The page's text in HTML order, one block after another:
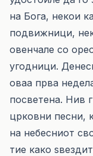
на Бога, некои
подвижници,
овенчале со
угодници.
оваa прва
посветена. Нив
црковни песни,
на небесниот
тие како